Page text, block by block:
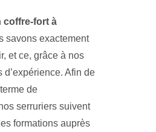
coffre-fort à
savons exactement
et ce, grâce à nos
d’expérience. Afin de
de
serruriers suivent
formations auprès